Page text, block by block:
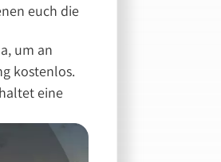
euch die
um an
kostenlos.
eine